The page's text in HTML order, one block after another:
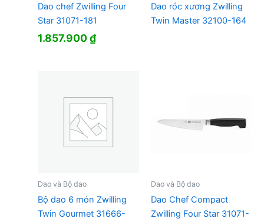
Dao chef Zwilling Four
Star 31071-181
1.857.900₫
Dao róc xương Zwilling
Twin Master 32100-164
Dao và Bộ dao
Bộ dao 6 món Zwilling
Twin Gourmet 31666-
Dao và Bộ dao
Dao Chef Compact
Zwilling Four Star 31071-